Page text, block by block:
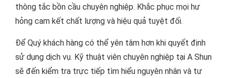
thông tắc bồn cầu chuyên nghiệp. Khắc phục mọi hư
hỏng cam kết chất lượng và hiệu quả tuyệt đối.
Để Quý khách hàng có thể yên tâm hơn khi quyết định
sử dụng dịch vụ. Kỹ thuật viên chuyên nghiệp tại A Shun
sẽ đến kiểm tra trực tiếp tìm hiểu nguyên nhân và tư